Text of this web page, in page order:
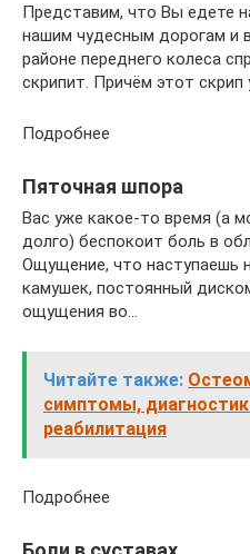
Представим, что Вы едете
нашим чудесным дорогам и
районе переднего колеса
скрипит. Причём этот скрип
Подробнее
Пяточная шпора
Вас уже какое-то время (а
долго) беспокоит боль в
Ощущение, что наступаешь
камушек, постоянный
ощущения во…
Читайте также:
симптомы,
реабилитация
Подробнее